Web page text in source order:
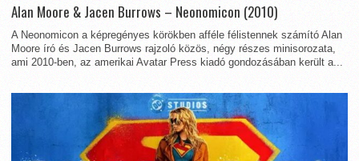
Alan Moore & Jacen Burrows – Neonomicon (2010)
A Neonomicon a képregényes körökben afféle félistennek számító Alan
Moore író és Jacen Burrows rajzoló közös, négy részes minisorozata,
ami 2010-ben, az amerikai Avatar Press kiadó gondozásában került a...